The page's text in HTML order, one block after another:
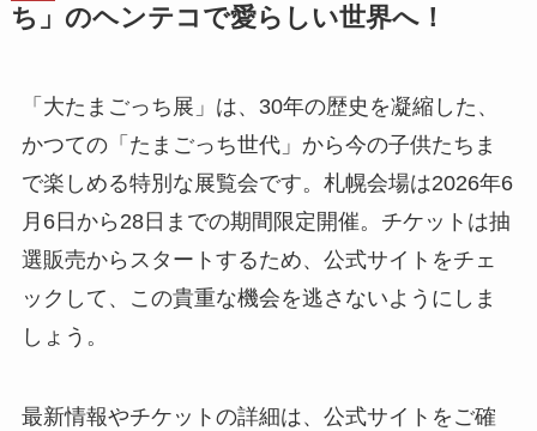
ち」のヘンテコで愛らしい世界へ！
「大たまごっち展」は、30年の歴史を凝縮した、
かつての「たまごっち世代」から今の子供たちま
で楽しめる特別な展覧会です。札幌会場は2026年6
月6日から28日までの期間限定開催。チケットは抽
選販売からスタートするため、公式サイトをチェ
ックして、この貴重な機会を逃さないようにしま
しょう。
最新情報やチケットの詳細は、公式サイトをご確